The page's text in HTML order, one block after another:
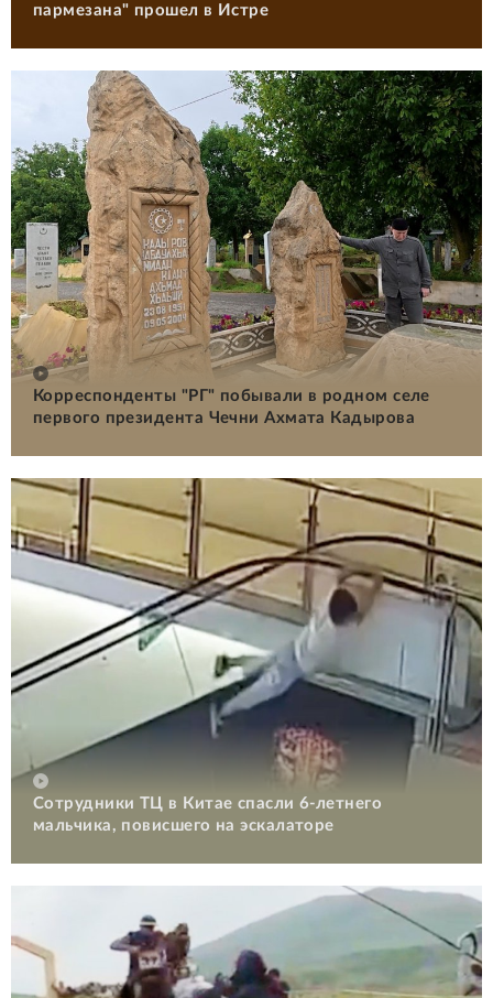
пармезана" прошел в Истре
Корреспонденты "РГ" побывали в родном селе
первого президента Чечни Ахмата Кадырова
Сотрудники ТЦ в Китае спасли 6-летнего
мальчика, повисшего на эскалаторе